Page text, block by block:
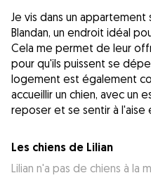
Je vis dans un
Blandan, un endroit idéal
Cela me permet de leur
pour qu'ils puissent se
logement est également
accueillir un chien, avec un
reposer et se sentir à l'aise
Les chiens de Lilian
Lilian n'a pas de chiens à la